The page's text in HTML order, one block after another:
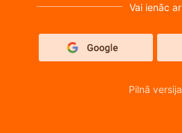
Vai ienāc ar
Pilnā versija